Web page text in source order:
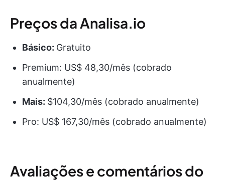
Preços da Analisa.io
Básico: Gratuito
Premium: US$ 48,30/mês (cobrado
anualmente)
Mais: $104,30/mês (cobrado anualmente)
Pro: US$ 167,30/mês (cobrado anualmente)
Avaliações e comentários do